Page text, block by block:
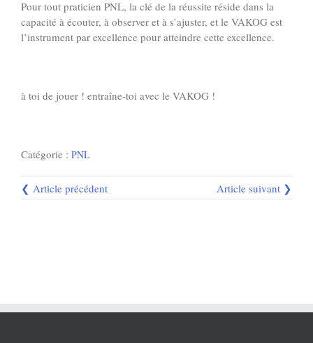
Pour tout praticien PNL, la clé de la réussite réside dans la
capacité à écouter, à observer et à s’ajuster, et le VAKOG est
l’instrument par excellence pour atteindre cette excellence.
à toi de jouer ! entraîne-toi avec le VAKOG !
Catégorie : PNL
❮ Article précédent Article suivant ❯